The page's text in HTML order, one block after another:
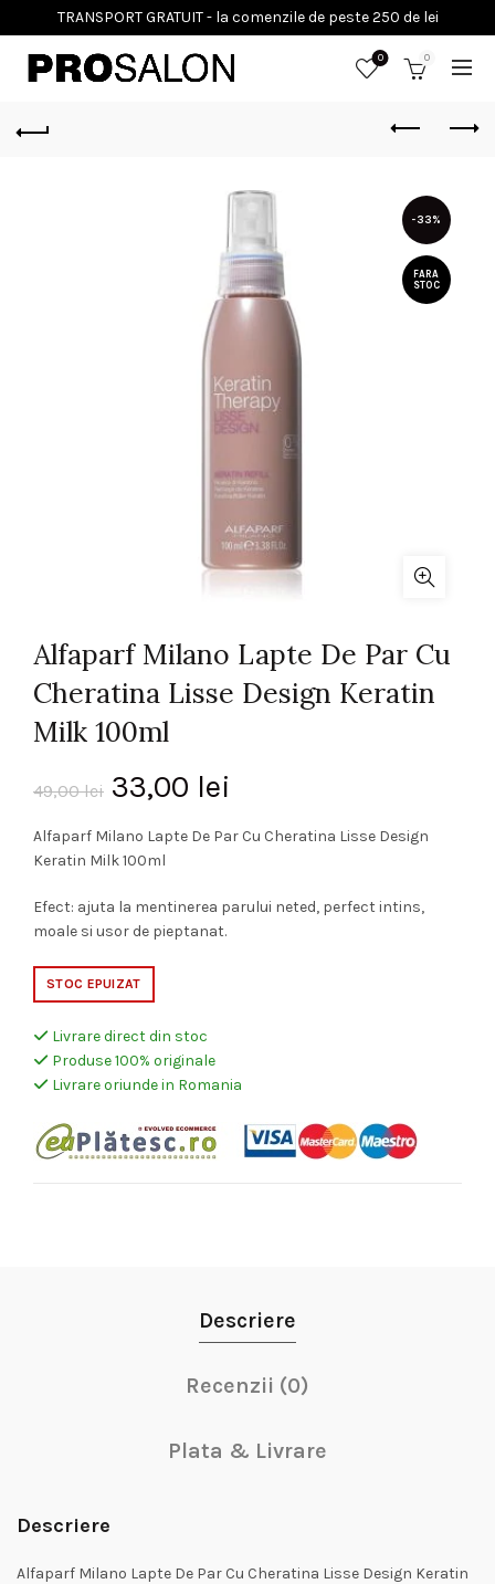
0 0
-33%
FARA
STOC
Alfaparf Milano Lapte De Par Cu
Cheratina Lisse Design Keratin
Milk 100ml
49,00lei Prețul
inițial
fost:
49,00 lei.
33,00 lei
curent
Alfaparf Milano Lapte De Par Cu Cheratina Lisse Design
Keratin Milk 100ml
Efect: ajuta la mentinerea parului neted, perfect intins,
moale si usor de pieptanat.
STOC EPUIZAT
Livrare direct din stoc
Produse 100% originale
Livrare oriunde in Romania
Descriere
Recenzii (0)
Plata & Livrare
Descriere
Alfaparf Milano Lapte De Par Cu Cheratina Lisse Design Keratin